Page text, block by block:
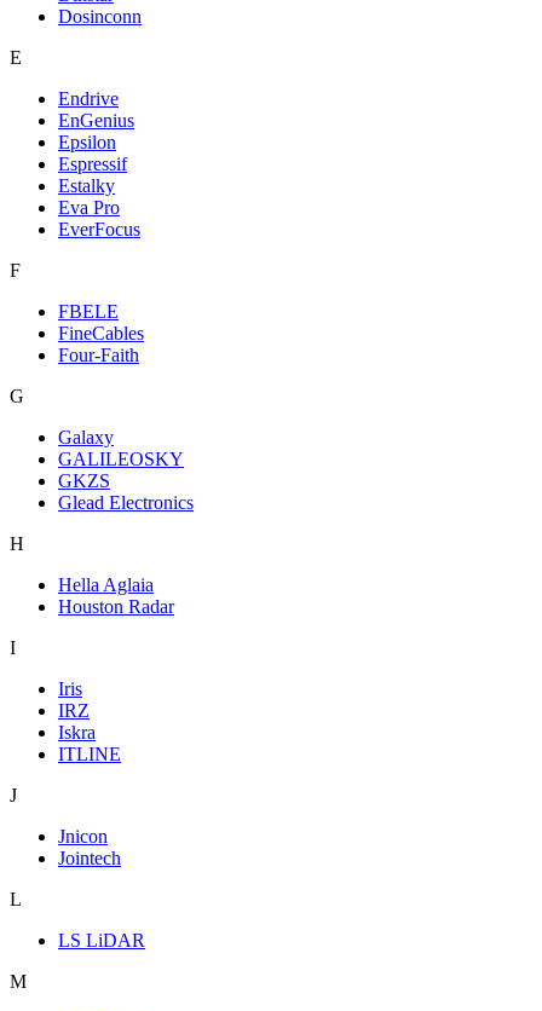
Dosinconn
E
Endrive
EnGenius
Epsilon
Espressif
Estalky
Eva Pro
EverFocus
F
FBELE
FineCables
Four-Faith
G
Galaxy
GALILEOSKY
GKZS
Glead Electronics
H
Hella Aglaia
Houston Radar
I
Iris
IRZ
Iskra
ITLINE
J
Jnicon
Jointech
L
LS LiDAR
M